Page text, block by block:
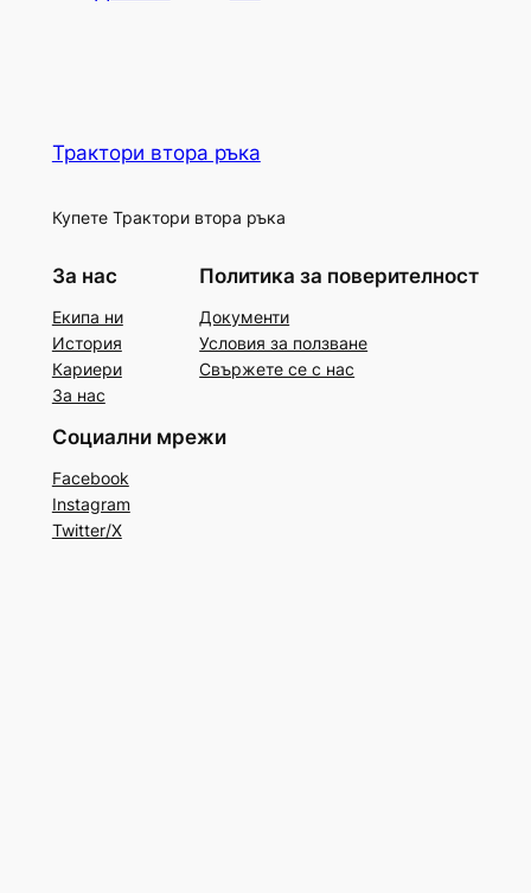
Трактори втора ръка
Купете Трактори втора ръка
За нас
Екипа ни
История
Кариери
За нас
Политика за поверителност
Документи
Условия за ползване
Свържете се с нас
Социални мрежи
Facebook
Instagram
Twitter/X